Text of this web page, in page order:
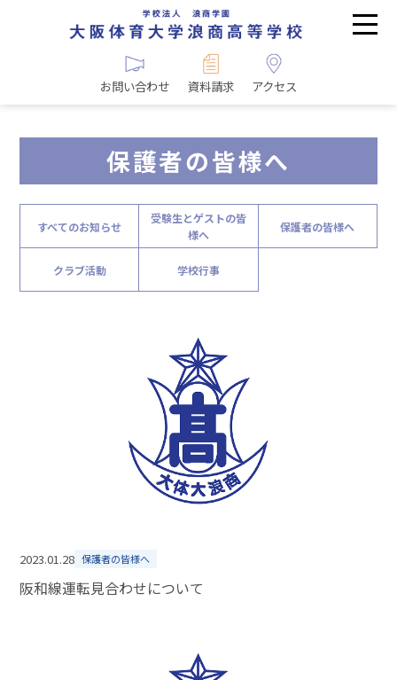
お問い合わせ 資料請求 アクセス
保護者の皆様へ
すべてのお知らせ
受験生とゲストの皆
様へ
保護者の皆様へ
クラブ活動 学校行事
2023.01.28 保護者の皆様へ
阪和線運転見合わせについて